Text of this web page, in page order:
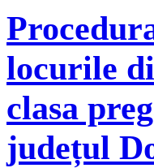
locurile
clasa
județul